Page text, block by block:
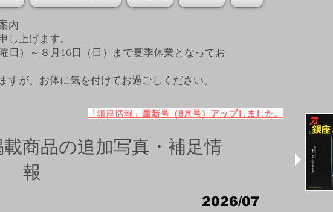
内
し上げます。
日）～８月16日（日）まで夏季休業となってお
すが、お体に気を付けてお過ごしください。
「銀座情報」 最新号（8月号）アップしました。
商品の追加写真・補足情
報
2026/07